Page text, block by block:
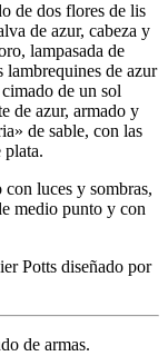
de dos flores de lis
de azur, cabeza y
lampasada de
lambrequines de azur
de un sol
de azur, armado y
de sable, con las
plata.
luces y sombras,
medio punto y con
Potts diseñado por
de armas.